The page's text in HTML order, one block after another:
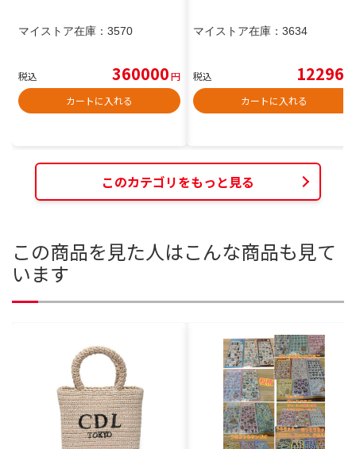
マイストア在庫： 3570
税込 360000円
カートに入れる
マイストア在庫： 3634
税込 12296
カートに入れる
このカテゴリをもっと見る
この商品を見た人はこんな商品も見て
います